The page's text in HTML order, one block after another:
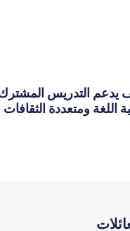
يدعم التدريس
اللغة ومتعددة الثقافات